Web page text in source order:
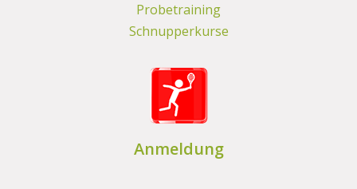
Probetraining
Schnupperkurse
Anmeldung